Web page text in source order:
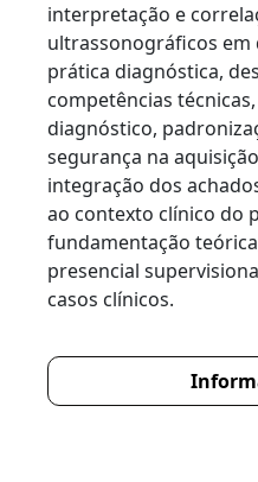
interpretação e
ultrassonográficos em
prática diagnóstica,
competências
diagnóstico,
segurança na
integração dos
ao contexto clínico do
fundamentação
presencial
casos clínicos.